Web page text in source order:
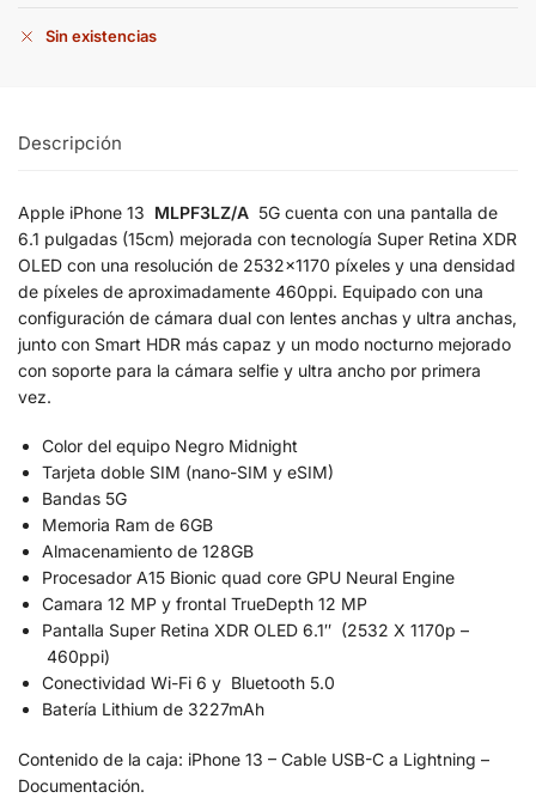
Sin existencias
Descripción
Apple iPhone 13 MLPF3LZ/A 5G cuenta con una pantalla de
6.1 pulgadas (15cm) mejorada con tecnología Super Retina XDR
OLED con una resolución de 2532×1170 píxeles y una densidad
de píxeles de aproximadamente 460ppi. Equipado con una
configuración de cámara dual con lentes anchas y ultra anchas,
junto con Smart HDR más capaz y un modo nocturno mejorado
con soporte para la cámara selfie y ultra ancho por primera
vez.
Color del equipo Negro Midnight
Tarjeta doble SIM (nano-SIM y eSIM)
Bandas 5G
Memoria Ram de 6GB
Almacenamiento de 128GB
Procesador A15 Bionic quad core GPU Neural Engine
Camara 12 MP y frontal TrueDepth 12 MP
Pantalla Super Retina XDR OLED 6.1″ (2532 X 1170p –
460ppi)
Conectividad Wi-Fi 6 y Bluetooth 5.0
Batería Lithium de 3227mAh
Contenido de la caja: iPhone 13 – Cable USB-C a Lightning –
Documentación.